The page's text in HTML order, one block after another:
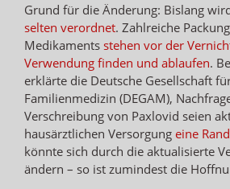
Grund für die Änderung: Bislang
selten verordnet. Zahlreiche
Medikaments stehen vor der
Verwendung finden und ablaufen.
erklärte die Deutsche Gesellschaft
Familienmedizin (DEGAM),
Verschreibung von Paxlovid seien
hausärztlichen Versorgung eine
könnte sich durch die aktualisierte
ändern – so ist zumindest die